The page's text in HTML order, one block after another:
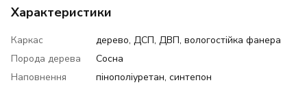
Характеристики
Каркас
дерево, ДСП, ДВП, вологостійка фанера
Порода дерева
Сосна
Наповнення
пінополіуретан, синтепон